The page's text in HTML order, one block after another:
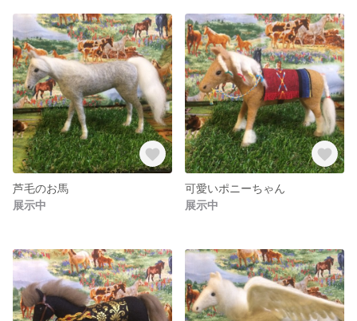
芦毛のお馬
展示中
可愛いポニーちゃん
展示中